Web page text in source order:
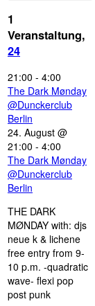
1
Veranstaltung,
24
21:00 - 4:00
The Dark Mønday
@Dunckerclub
Berlin
24. August @
21:00 - 4:00
The Dark Mønday
@Dunckerclub
Berlin
THE DARK
MØNDAY with: djs
neue k & lichene
free entry from 9-
10 p.m. -quadratic
wave- flexi pop
post punk